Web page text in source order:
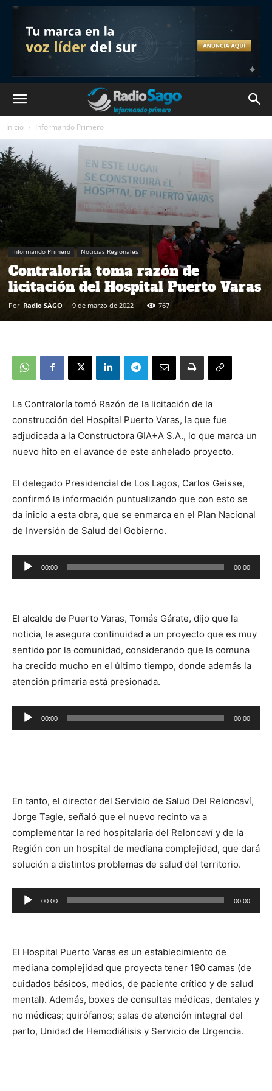
Inicio Informando Primero
Informando Primero Noticias Regionales
Contraloría toma razón de
licitación del Hospital Puerto Varas
Por Radio SAGO - 9 de marzo de 2022 767
La Contraloría tomó Razón de la licitación de la
construcción del Hospital Puerto Varas, la que fue
adjudicada a la Constructora GIA+A S.A., lo que marca un
nuevo hito en el avance de este anhelado proyecto.
El delegado Presidencial de Los Lagos, Carlos Geisse,
confirmó la información puntualizando que con esto se
da inicio a esta obra, que se enmarca en el Plan Nacional
de Inversión de Salud del Gobierno.
Reproductor
de
00:00 00:00
El alcalde de Puerto Varas, Tomás Gárate, dijo que la
noticia, le asegura continuidad a un proyecto que es muy
sentido por la comunidad, considerando que la comuna
ha crecido mucho en el último tiempo, donde además la
atención primaria está presionada.
Reproductor
de
00:00 00:00
En tanto, el director del Servicio de Salud Del Reloncaví,
Jorge Tagle, señaló que el nuevo recinto va a
complementar la red hospitalaria del Reloncaví y de la
Región con un hospital de mediana complejidad, que dará
solución a distintos problemas de salud del territorio.
Reproductor
de
00:00 00:00
El Hospital Puerto Varas es un establecimiento de
mediana complejidad que proyecta tener 190 camas (de
cuidados básicos, medios, de paciente crítico y de salud
mental). Además, boxes de consultas médicas, dentales y
no médicas; quirófanos; salas de atención integral del
parto, Unidad de Hemodiálisis y Servicio de Urgencia.